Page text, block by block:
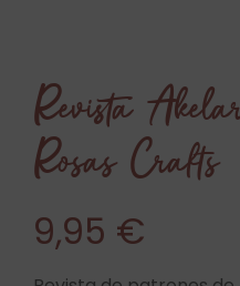
Revista
Rosas Crafts
9,95 €